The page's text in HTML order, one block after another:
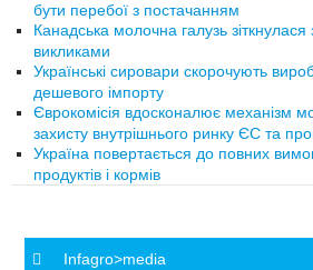
бути перебої з постачанням
Канадська молочна галузь
викликами
Українські сировари скорочують
дешевого імпорту
Єврокомісія вдосконалює механізм
захисту внутрішнього ринку ЄС та
Україна повертається до повних
продуктів і кормів
Infagro>media